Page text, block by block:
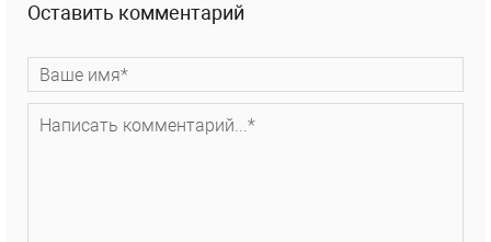
Оставить комментарий